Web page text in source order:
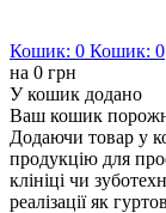
Кошик: 0 Кошик: 0
на 0 грн
У кошик додано
Ваш кошик
Додаючи товар у
продукцію для
клініці чи
реалізації як